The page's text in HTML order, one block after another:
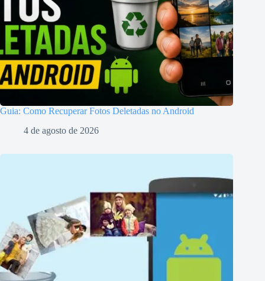
Guia: Como Recuperar Fotos Deletadas no Android
4 de agosto de 2026